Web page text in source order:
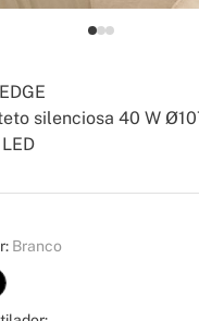
silenciosa 40 W
Branco